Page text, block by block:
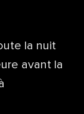
la nuit
avant la